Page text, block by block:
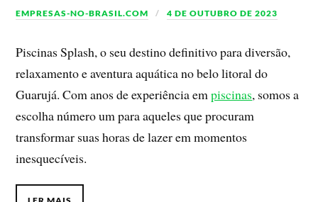
EMPRESAS-NO-BRASIL.COM 4 DE OUTUBRO DE 2023
Piscinas Splash, o seu destino definitivo para diversão,
relaxamento e aventura aquática no belo litoral do
Guarujá. Com anos de experiência empiscinas, somos a
escolha número um para aqueles que procuram
transformar suas horas de lazer em momentos
inesquecíveis.